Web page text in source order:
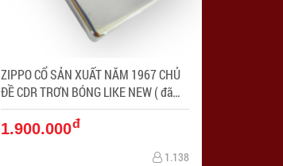
ZIPPO CỔ SẢN XUẤT NĂM 1967 CHỦ
ĐỀ CDR TRƠN BÓNG LIKE NEW ( đã
qua sử dụng) - Mã SP: ZPC4257-7
1.900.000đ
1.138